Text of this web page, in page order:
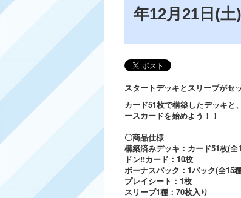
年12月21日(土
スタートデッキとスリーブがセ
カード51枚で構築したデッキと
ースカードを始めよう！！​
〇商品仕様
構築済みデッキ：カード51枚(全
ドン!!カード：10枚
ボーナスパック：1パック(全15
プレイシート：1枚
スリーブ1種：70枚入り